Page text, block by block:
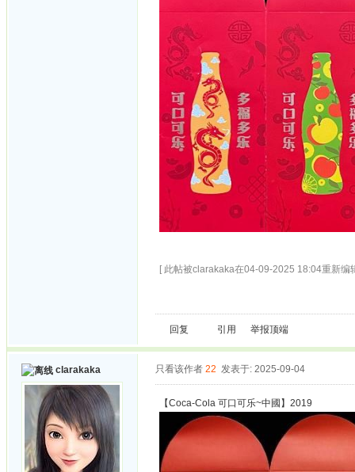
[ 此帖被clarakaka在04-09-2025 18:04重新编
回复 引用 举报顶端
clarakaka 只看该作者 22 发表于: 2025-09-04
【Coca-Cola 可口可乐~中國】2019